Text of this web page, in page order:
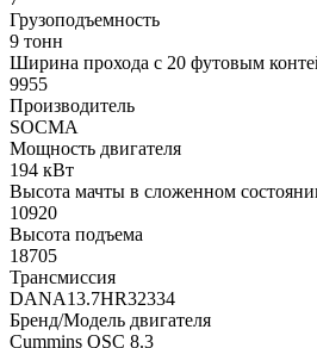
Грузоподъемность
9 тонн
Ширина прохода с 20 футовым
9955
Производитель
SOCMA
Мощность двигателя
194 кВт
Высота мачты в сложенном
10920
Высота подъема
18705
Трансмиссия
DANA13.7HR32334
Бренд/Модель двигателя
Cummins QSC 8.3